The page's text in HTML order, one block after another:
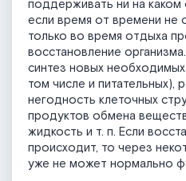
поддерживать ни на
если время от времени не
только во время отдыха
восстановление
синтез новых
том числе и питательных),
негодность клеточных
продуктов обмена
жидкость и т. п. Если
происходит, то через
уже не может нормально